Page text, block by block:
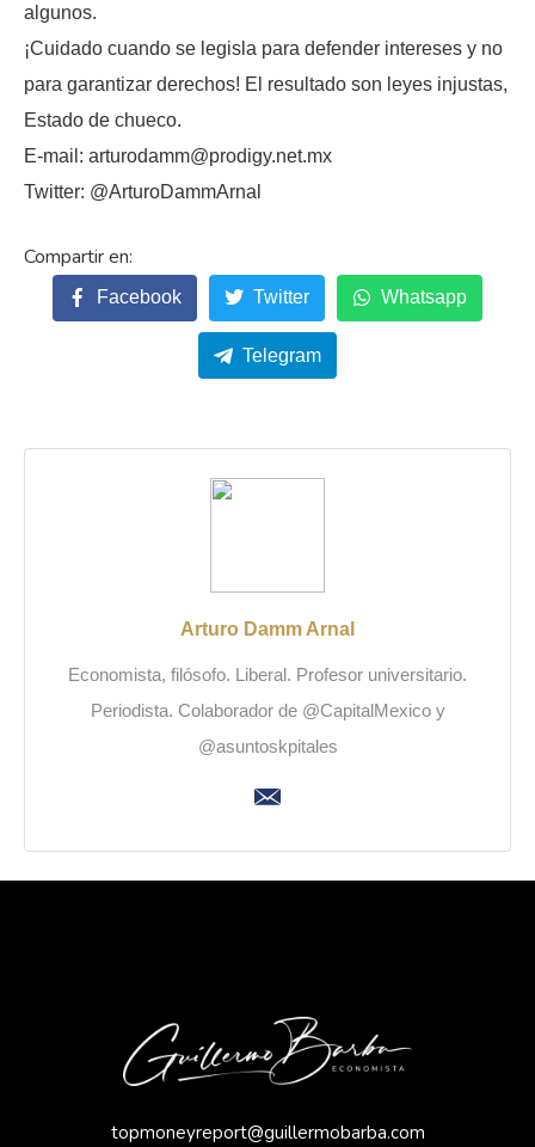
algunos.
¡Cuidado cuando se legisla para defender intereses y no
para garantizar derechos! El resultado son leyes injustas,
Estado de chueco.
E-mail: arturodamm@prodigy.net.mx
Twitter: @ArturoDammArnal
Facebook Twitter Whatsapp
Telegram
Arturo Damm Arnal
Economista, filósofo. Liberal. Profesor universitario.
Periodista. Colaborador de @CapitalMexico y
@asuntoskpitales
topmoneyreport@guillermobarba.com